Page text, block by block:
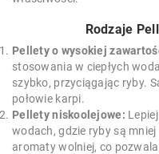
Rodzaje
Pellety o wysokiej
stosowania w ciepłych
szybko, przyciągając ryby.
połowie karpi.
Pellety niskoolejowe:
wodach, gdzie ryby są
aromaty wolniej, co